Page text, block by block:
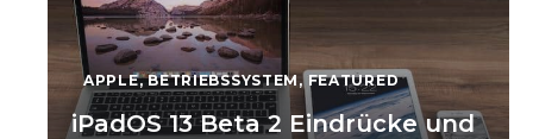
APPLE,BETRIEBSSYSTEM , FEATURED
iPadOS 13 Beta 2 Eindrücke und